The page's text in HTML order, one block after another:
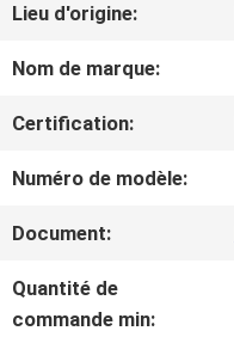
PROPOS
VISITE
D'USINE
Lieu d'origine:
Nom de marque:
Certification:
Numéro de modèle:
Document:
Quantité de
commande min: